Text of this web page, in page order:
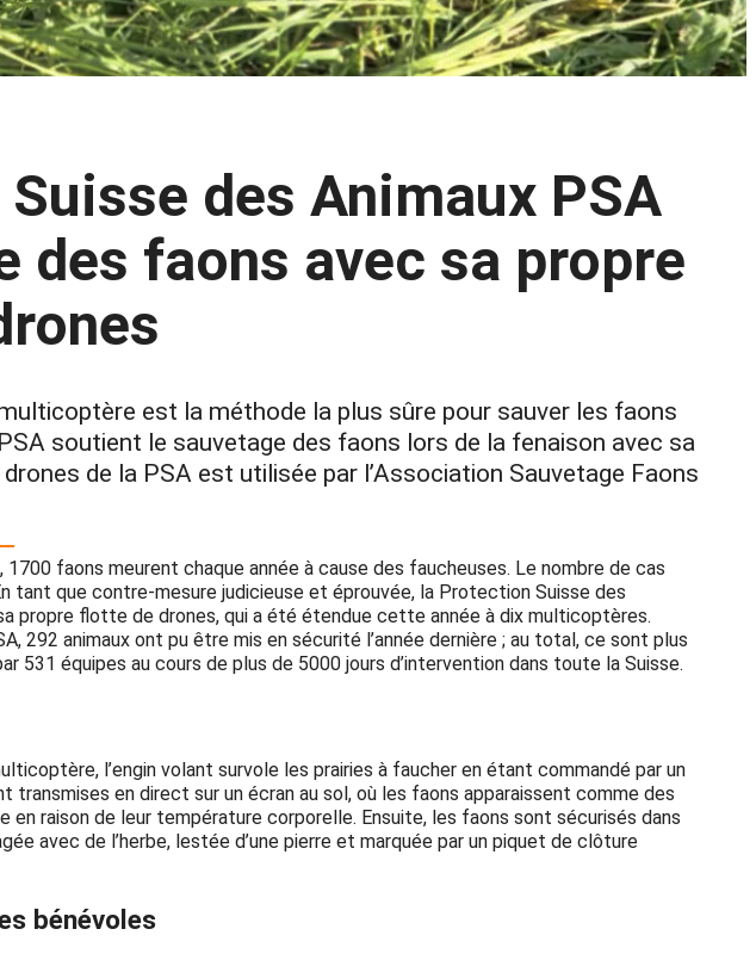
des Animaux PSA
des faons avec sa propre
est la méthode la plus sûre pour sauver les faons
soutient le sauvetage des faons lors de la fenaison avec sa
de la PSA est utilisée par l’Association Sauvetage Faons
faons meurent chaque année à cause des faucheuses. Le nombre de cas
tant que contre-mesure judicieuse et éprouvée, la Protection Suisse des
propre flotte de drones, qui a été étendue cette année à dix multicoptères.
292 animaux ont pu être mis en sécurité l’année dernière ; au total, ce sont plus
531 équipes au cours de plus de 5000 jours d’intervention dans toute la Suisse.
l’engin volant survole les prairies à faucher en étant commandé par un
transmises en direct sur un écran au sol, où les faons apparaissent comme des
en raison de leur température corporelle. Ensuite, les faons sont sécurisés dans
avec de l’herbe, lestée d’une pierre et marquée par un piquet de clôture
bénévoles